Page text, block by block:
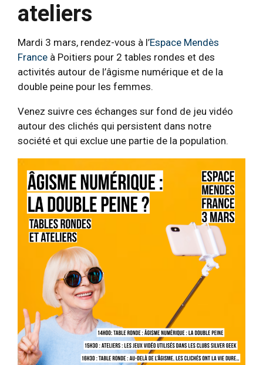
ateliers
Mardi 3 mars, rendez-vous à l’Espace Mendès
France à Poitiers pour 2 tables rondes et des
activités autour de l’âgisme numérique et de la
double peine pour les femmes.
Venez suivre ces échanges sur fond de jeu vidéo
autour des clichés qui persistent dans notre
société et qui exclue une partie de la population.